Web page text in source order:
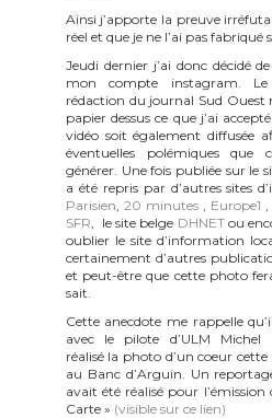
Ainsi j’apporte la preuve
réel et que je ne l’ai pas fabriqué
Jeudi dernier j’ai donc décidé
mon compte instagram.
rédaction du journal Sud Ouest
papier dessus ce que j’ai
vidéo soit également diffusée
éventuelles polémiques
générer. Une fois publiée sur le
a été repris par d’autres sites
Parisien 20 minutes, Europe1
SFR , le site belge DHNETou
oublier le site d’information
certainement d’autres
et peut-être que cette photo
sait.
Cette anecdote me rappelle
avec le pilote d’ULM Michel
réalisé la photo d’un coeur
au Banc d’Arguin. Un
avait été réalisé pour l’émission
Carte » (visible sur ce lien)